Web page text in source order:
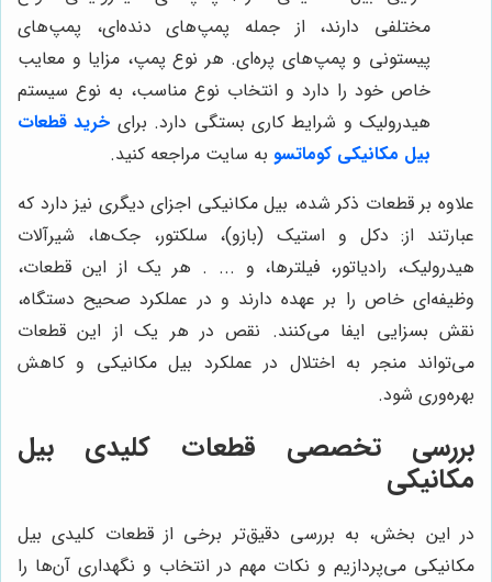
مختلفی دارند، از جمله پمپ‌های دنده‌ای، پمپ‌های
پیستونی و پمپ‌های پره‌ای. هر نوع پمپ، مزایا و معایب
خاص خود را دارد و انتخاب نوع مناسب، به نوع سیستم
هیدرولیک و شرایط کاری بستگی دارد. برای خرید قطعات
بیل مکانیکی کوماتسو به سایت مراجعه کنید.
علاوه بر قطعات ذکر شده، بیل مکانیکی اجزای دیگری نیز دارد که
عبارتند از: دکل و استیک (بازو)، سلکتور، جک‌ها، شیرآلات
هیدرولیک، رادیاتور، فیلترها، و ... . هر یک از این قطعات،
وظیفه‌ای خاص را بر عهده دارند و در عملکرد صحیح دستگاه،
نقش بسزایی ایفا می‌کنند. نقص در هر یک از این قطعات
می‌تواند منجر به اختلال در عملکرد بیل مکانیکی و کاهش
بهره‌وری شود.
بررسی تخصصی قطعات کلیدی بیل
مکانیکی
در این بخش، به بررسی دقیق‌تر برخی از قطعات کلیدی بیل
مکانیکی می‌پردازیم و نکات مهم در انتخاب و نگهداری آن‌ها را